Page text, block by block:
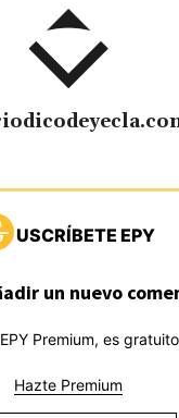
USCRÍBETE EPY
un nuevo
Premium, es
Hazte Premium